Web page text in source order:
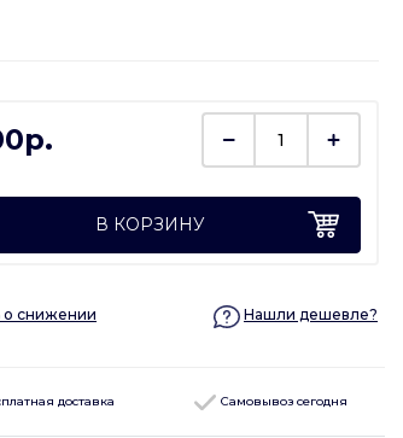
В КОРЗИНУ
снижении
Нашли дешевле?
доставка Самовывоз сегодня